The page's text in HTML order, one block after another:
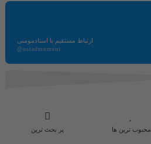
ارتباط مستقیم با استادمومنی
@ostadmomeni
محبوب ترین ها پر بحث ترین